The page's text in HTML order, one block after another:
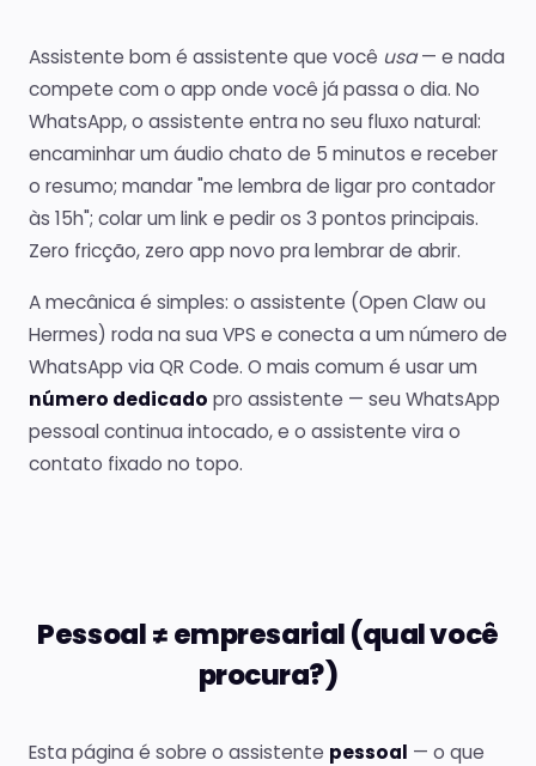
Assistente bom é assistente que você usa— e nada
compete com o app onde você já passa o dia. No
WhatsApp, o assistente entra no seu fluxo natural:
encaminhar um áudio chato de 5 minutos e receber
o resumo; mandar "me lembra de ligar pro contador
às 15h"; colar um link e pedir os 3 pontos principais.
Zero fricção, zero app novo pra lembrar de abrir.
A mecânica é simples: o assistente (Open Claw ou
Hermes) roda na sua VPS e conecta a um número de
WhatsApp via QR Code. O mais comum é usar um
número dedicado pro assistente — seu WhatsApp
pessoal continua intocado, e o assistente vira o
contato fixado no topo.
Pessoal ≠ empresarial (qual você
procura?)
Esta página é sobre o assistente pessoal — o que